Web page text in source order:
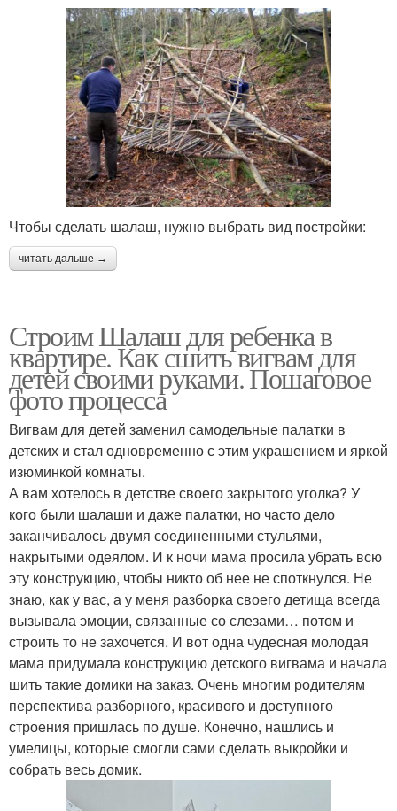
Чтобы сделать шалаш, нужно выбрать вид постройки:
читать дальше →
Строим Шалаш для ребенка в
квартире. Как сшить вигвам для
детей своими руками. Пошаговое
фото процесса
Вигвам для детей заменил самодельные палатки в
детских и стал одновременно с этим украшением и яркой
изюминкой комнаты.
А вам хотелось в детстве своего закрытого уголка? У
кого были шалаши и даже палатки, но часто дело
заканчивалось двумя соединенными стульями,
накрытыми одеялом. И к ночи мама просила убрать всю
эту конструкцию, чтобы никто об нее не споткнулся. Не
знаю, как у вас, а у меня разборка своего детища всегда
вызывала эмоции, связанные со слезами… потом и
строить то не захочется. И вот одна чудесная молодая
мама придумала конструкцию детского вигвама и начала
шить такие домики на заказ. Очень многим родителям
перспектива разборного, красивого и доступного
строения пришлась по душе. Конечно, нашлись и
умелицы, которые смогли сами сделать выкройки и
собрать весь домик.